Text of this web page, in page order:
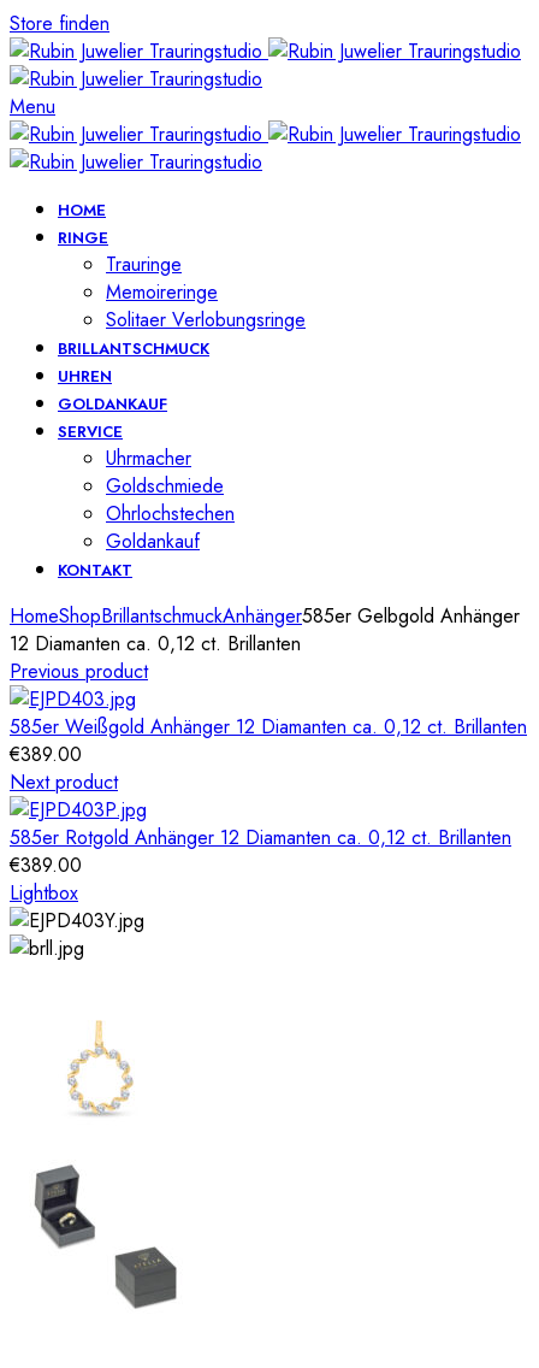
Store finden
Menu
HOME
RINGE
Trauringe
Memoireringe
Solitaer Verlobungsringe
BRILLANTSCHMUCK
UHREN
GOLDANKAUF
SERVICE
Uhrmacher
Goldschmiede
Ohrlochstechen
Goldankauf
KONTAKT
HomeShopBrillantschmuckAnhänger585er Gelbgold Anhänger
12 Diamanten ca. 0,12 ct. Brillanten
Previous product
585er Weißgold Anhänger 12 Diamanten ca. 0,12 ct. Brillanten
€389.00
Next product
585er Rotgold Anhänger 12 Diamanten ca. 0,12 ct. Brillanten
€389.00
Lightbox